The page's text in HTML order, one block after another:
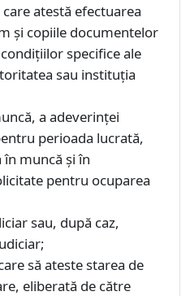
atestă efectuarea
și copiile documentelor
specifice ale
sau instituția
a adeverinței
perioada lucrată,
în muncă și în
pentru ocuparea
sau, după caz,
să ateste starea de
eliberată de către